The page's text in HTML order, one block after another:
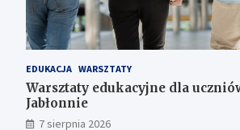
EDUKACJA WARSZTATY
Warsztaty edukacyjne dla
Jabłonnie
7 sierpnia 2026